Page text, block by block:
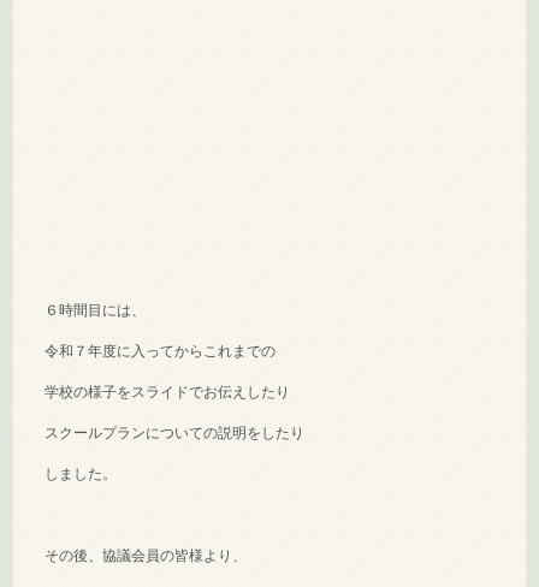
６時間目には、
令和７年度に入ってからこれまでの
学校の様子をスライドでお伝えしたり
スクールプランについての説明をしたり
しました。
その後、協議会員の皆様より、